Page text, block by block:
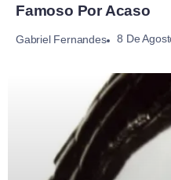
Famoso Por Acaso
Gabriel Fernandes 8 De